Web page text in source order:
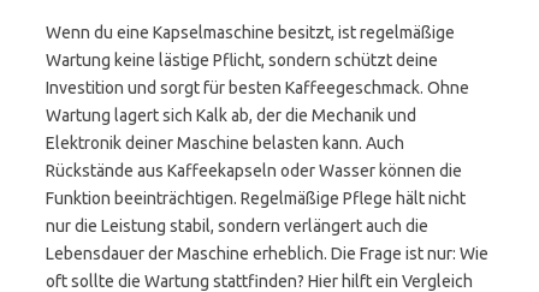
Wenn du eine Kapselmaschine besitzt, ist regelmäßige
Wartung keine lästige Pflicht, sondern schützt deine
Investition und sorgt für besten Kaffeegeschmack. Ohne
Wartung lagert sich Kalk ab, der die Mechanik und
Elektronik deiner Maschine belasten kann. Auch
Rückstände aus Kaffeekapseln oder Wasser können die
Funktion beeinträchtigen. Regelmäßige Pflege hält nicht
nur die Leistung stabil, sondern verlängert auch die
Lebensdauer der Maschine erheblich. Die Frage ist nur: Wie
oft sollte die Wartung stattfinden? Hier hilft ein Vergleich